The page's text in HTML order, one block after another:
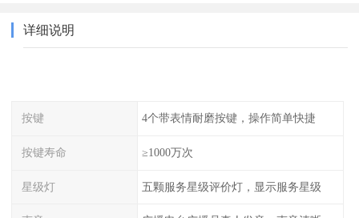
详细说明
按键 4个带表情耐磨按键，操作简单快捷
按键寿命 ≥1000万次
星级灯 五颗服务星级评价灯，显示服务星级